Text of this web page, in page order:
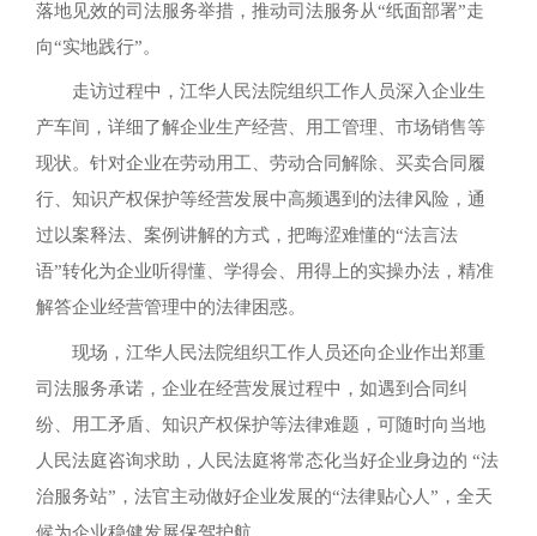
落地见效的司法服务举措，推动司法服务从“纸面部署”走
向“实地践行”。
走访过程中，江华人民法院组织工作人员深入企业生
产车间，详细了解企业生产经营、用工管理、市场销售等
现状。针对企业在劳动用工、劳动合同解除、买卖合同履
行、知识产权保护等经营发展中高频遇到的法律风险，通
过以案释法、案例讲解的方式，把晦涩难懂的“法言法
语”转化为企业听得懂、学得会、用得上的实操办法，精准
解答企业经营管理中的法律困惑。
现场，江华人民法院组织工作人员还向企业作出郑重
司法服务承诺，企业在经营发展过程中，如遇到合同纠
纷、用工矛盾、知识产权保护等法律难题，可随时向当地
人民法庭咨询求助，人民法庭将常态化当好企业身边的 “法
治服务站”，法官主动做好企业发展的“法律贴心人”，全天
候为企业稳健发展保驾护航。